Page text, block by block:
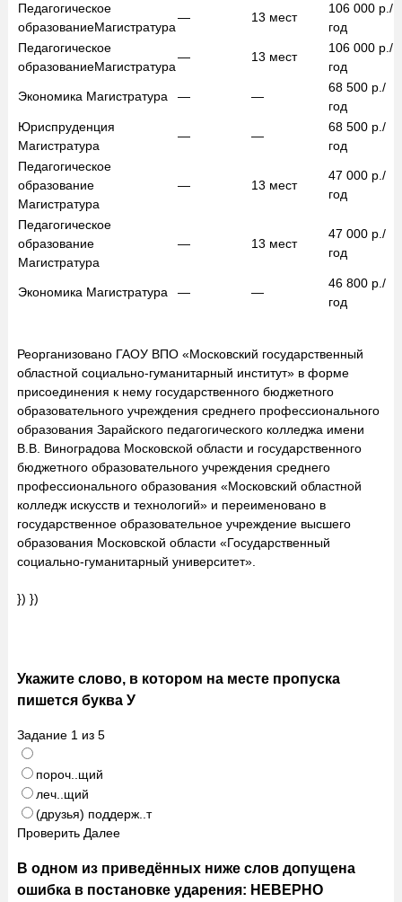
Педагогическое
образованиеМагистратура
— 13 мест
106 000 р./
год
Педагогическое
образованиеМагистратура
— 13 мест
106 000 р./
год
Экономика Магистратура — —
68 500 р./
год
Юриспруденция
Магистратура
— —
68 500 р./
год
Педагогическое
образование
Магистратура
— 13 мест
47 000 р./
год
Педагогическое
образование
Магистратура
— 13 мест
47 000 р./
год
Экономика Магистратура — —
46 800 р./
год
Реорганизовано ГАОУ ВПО «Московский государственный
областной социально-гуманитарный институт» в форме
присоединения к нему государственного бюджетного
образовательного учреждения среднего профессионального
образования Зарайского педагогического колледжа имени
В.В. Виноградова Московской области и государственного
бюджетного образовательного учреждения среднего
профессионального образования «Московский областной
колледж искусств и технологий» и переименовано в
государственное образовательное учреждение высшего
образования Московской области «Государственный
социально-гуманитарный университет».
}) })
Укажите слово, в котором на месте пропуска
пишется буква У
Задание 1 из 5
пороч..щий
леч..щий
(друзья) поддерж..т
Проверить Далее
В одном из приведённых ниже слов допущена
ошибка в постановке ударения: НЕВЕРНО